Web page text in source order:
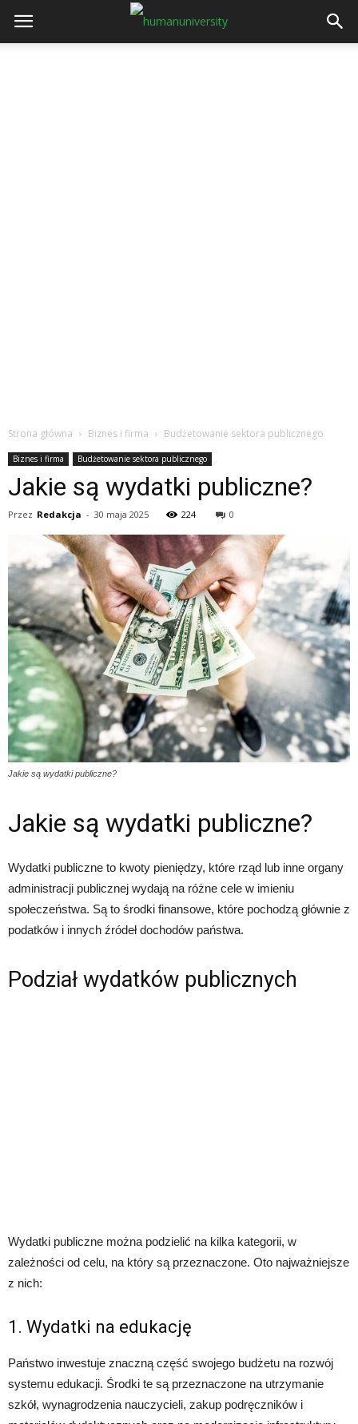
Strona główna Biznes i firma Budżetowanie sektora publicznego
Biznes i firma Budżetowanie sektora publicznego
Jakie są wydatki publiczne?
Przez Redakcja - 30 maja 2025 224 0
Jakie są wydatki publiczne?
Jakie są wydatki publiczne?
Wydatki publiczne to kwoty pieniędzy, które rząd lub inne organy
administracji publicznej wydają na różne cele w imieniu
społeczeństwa. Są to środki finansowe, które pochodzą głównie z
podatków i innych źródeł dochodów państwa.
Podział wydatków publicznych
Wydatki publiczne można podzielić na kilka kategorii, w
zależności od celu, na który są przeznaczone. Oto najważniejsze
z nich:
1. Wydatki na edukację
Państwo inwestuje znaczną część swojego budżetu na rozwój
systemu edukacji. Środki te są przeznaczone na utrzymanie
szkół, wynagrodzenia nauczycieli, zakup podręczników i